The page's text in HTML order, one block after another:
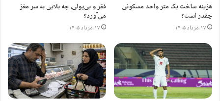
برچسب ها پرسپولیس
شهاب زاهدی
لیگ برتر فوتبال یحیی گل محمدی
هزینه ساخت یک متر واحد مسکونی
چقدر است؟
۱۷ مرداد ۱۴۰۵
فقر و بی‌پولی، چه بلایی به سر مغز
می‌آورد؟
۱۷ مرداد ۱۴۰۵